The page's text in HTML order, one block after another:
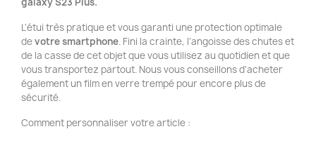
L'étui très pratique et vous garanti une protection optimale
devotre smartphone. Fini la crainte, l'angoisse des chutes et
de la casse de cet objet que vous utilisez au quotidien et que
vous transportez partout. Nous vous conseillons d'acheter
également un film en verre trempé pour encore plus de
sécurité.
Comment personnaliser votre article :